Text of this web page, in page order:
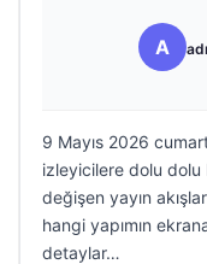
A
9 Mayıs 2026
izleyicilere dolu
değişen yayın
hangi yapımın
detaylar…